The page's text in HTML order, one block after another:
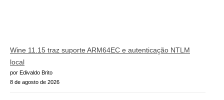
Wine 11.15 traz suporte ARM64EC e autenticação NTLM
local
por Edivaldo Brito
8 de agosto de 2026